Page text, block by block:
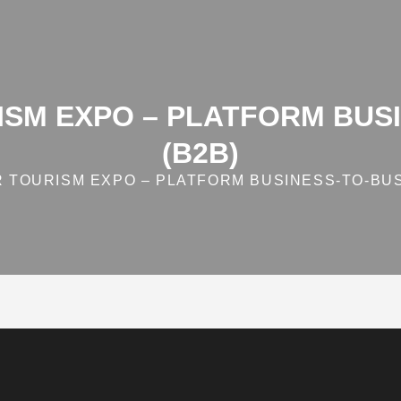
EXPO – PLATFORM
(B2B)
TOURISM EXPO – PLATFORM